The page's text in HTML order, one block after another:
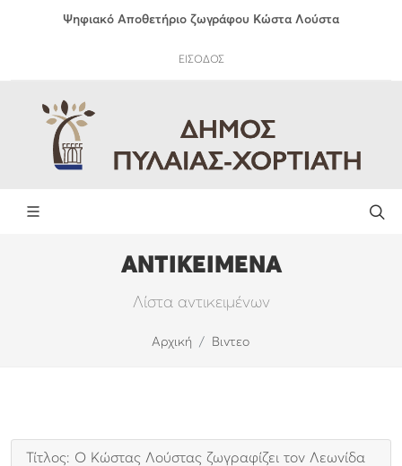
Ψηφιακό Αποθετήριο ζωγράφου Κώστα Λούστα
ΕΙΣΟΔΟΣ
ΑΝΤΙΚΕΙΜΕΝΑ
Λίστα αντικειμένων
Αρχική Βιντεο
Τίτλος: Ο Κώστας Λούστας ζωγραφίζει τον Λεωνίδα